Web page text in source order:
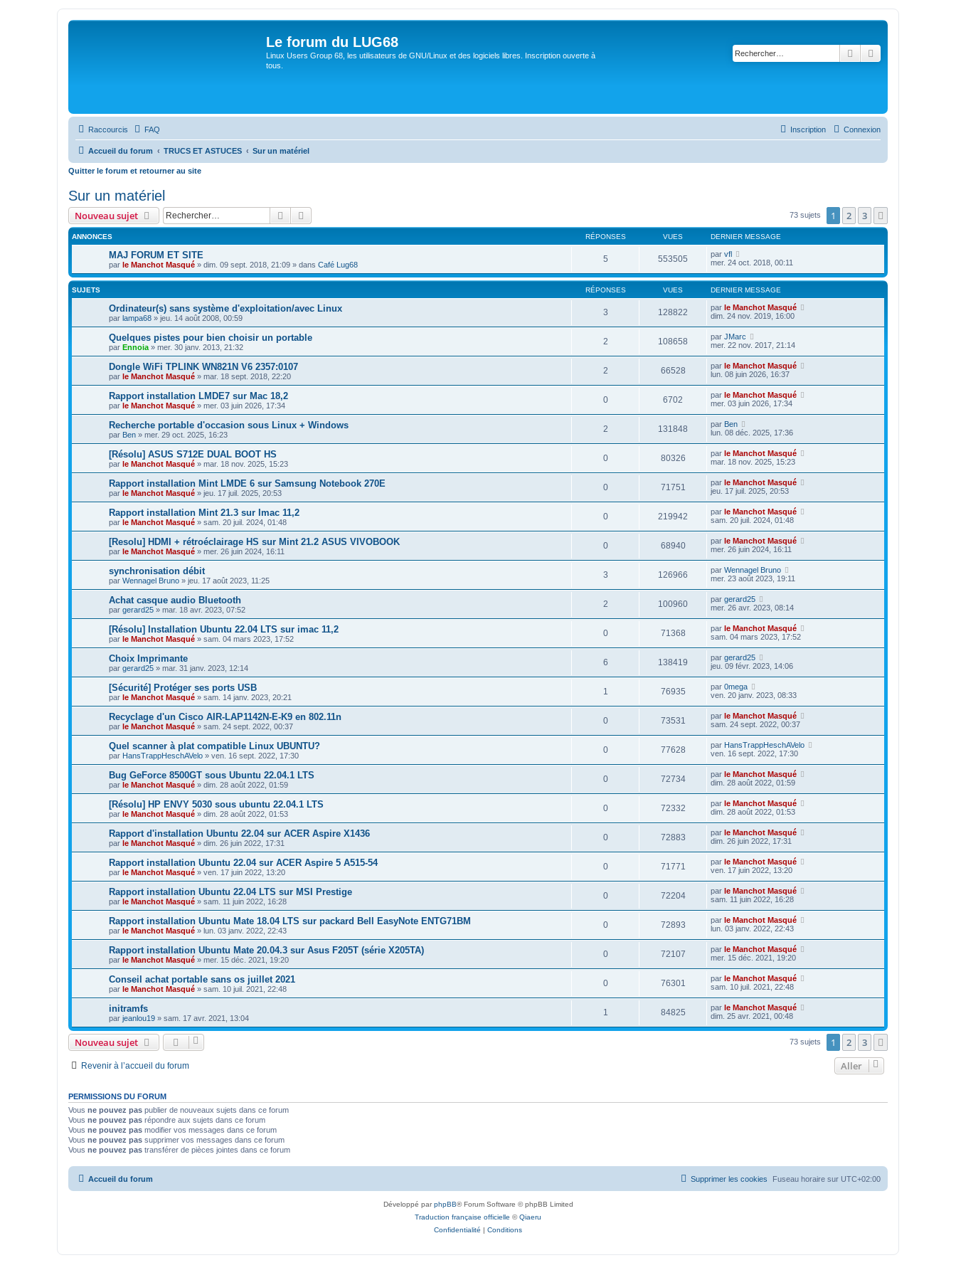
Le forum du LUG68
Linux Users Group 68, les utilisateurs de GNU/Linux et des logiciels libres. Inscription ouverte à
tous.
Rechercher
Raccourcis FAQ Connexion
Inscription
Accueil du forum TRUCS ET ASTUCES Sur un matériel
Quitter le forum et retourner au site
Sur un matériel
Nouveau sujet Rechercher 73 sujets 1 2 3
ANNONCES RÉPONSES VUES DERNIER MESSAGE
MAJ FORUM ET SITE
par le Manchot Masqué » dim. 09 sept. 2018, 21:09 » dans Café Lug68
5 553505 par vfl
mer. 24 oct. 2018, 00:11
SUJETS RÉPONSES VUES DERNIER MESSAGE
Ordinateur(s) sans système d'exploitation/avec Linux
par lampa68 » jeu. 14 août 2008, 00:59
3 128822 par le Manchot Masqué
dim. 24 nov. 2019, 16:00
Quelques pistes pour bien choisir un portable
par Ennoia » mer. 30 janv. 2013, 21:32
2 108658 par JMarc
mer. 22 nov. 2017, 21:14
Dongle WiFi TPLINK WN821N V6 2357:0107
par le Manchot Masqué » mar. 18 sept. 2018, 22:20
2 66528 par le Manchot Masqué
lun. 08 juin 2026, 16:37
Rapport installation LMDE7 sur Mac 18,2
par le Manchot Masqué » mer. 03 juin 2026, 17:34
0 6702 par le Manchot Masqué
mer. 03 juin 2026, 17:34
Recherche portable d'occasion sous Linux + Windows
par Ben » mer. 29 oct. 2025, 16:23
2 131848 par Ben
lun. 08 déc. 2025, 17:36
[Résolu] ASUS S712E DUAL BOOT HS
par le Manchot Masqué » mar. 18 nov. 2025, 15:23
0 80326 par le Manchot Masqué
mar. 18 nov. 2025, 15:23
Rapport installation Mint LMDE 6 sur Samsung Notebook 270E
par le Manchot Masqué » jeu. 17 juil. 2025, 20:53
0 71751 par le Manchot Masqué
jeu. 17 juil. 2025, 20:53
Rapport installation Mint 21.3 sur Imac 11,2
par le Manchot Masqué » sam. 20 juil. 2024, 01:48
0 219942 par le Manchot Masqué
sam. 20 juil. 2024, 01:48
[Resolu] HDMI + rétroéclairage HS sur Mint 21.2 ASUS VIVOBOOK
par le Manchot Masqué » mer. 26 juin 2024, 16:11
0 68940 par le Manchot Masqué
mer. 26 juin 2024, 16:11
synchronisation débit
par Wennagel Bruno » jeu. 17 août 2023, 11:25
3 126966 par Wennagel Bruno
mer. 23 août 2023, 19:11
Achat casque audio Bluetooth
par gerard25 » mar. 18 avr. 2023, 07:52
2 100960 par gerard25
mer. 26 avr. 2023, 08:14
[Résolu] Installation Ubuntu 22.04 LTS sur imac 11,2
par le Manchot Masqué » sam. 04 mars 2023, 17:52
0 71368 par le Manchot Masqué
sam. 04 mars 2023, 17:52
Choix Imprimante
par gerard25 » mar. 31 janv. 2023, 12:14
6 138419 par gerard25
jeu. 09 févr. 2023, 14:06
[Sécurité] Protéger ses ports USB
par le Manchot Masqué » sam. 14 janv. 2023, 20:21
1 76935 par 0mega
ven. 20 janv. 2023, 08:33
Recyclage d'un Cisco AIR-LAP1142N-E-K9 en 802.11n
par le Manchot Masqué » sam. 24 sept. 2022, 00:37
0 73531 par le Manchot Masqué
sam. 24 sept. 2022, 00:37
Quel scanner à plat compatible Linux UBUNTU?
par HansTrappHeschAVelo » ven. 16 sept. 2022, 17:30
0 77628 par HansTrappHeschAVelo
ven. 16 sept. 2022, 17:30
Bug GeForce 8500GT sous Ubuntu 22.04.1 LTS
par le Manchot Masqué » dim. 28 août 2022, 01:59
0 72734 par le Manchot Masqué
dim. 28 août 2022, 01:59
[Résolu] HP ENVY 5030 sous ubuntu 22.04.1 LTS
par le Manchot Masqué » dim. 28 août 2022, 01:53
0 72332 par le Manchot Masqué
dim. 28 août 2022, 01:53
Rapport d'installation Ubuntu 22.04 sur ACER Aspire X1436
par le Manchot Masqué » dim. 26 juin 2022, 17:31
0 72883 par le Manchot Masqué
dim. 26 juin 2022, 17:31
Rapport installation Ubuntu 22.04 sur ACER Aspire 5 A515-54
par le Manchot Masqué » ven. 17 juin 2022, 13:20
0 71771 par le Manchot Masqué
ven. 17 juin 2022, 13:20
Rapport installation Ubuntu 22.04 LTS sur MSI Prestige
par le Manchot Masqué » sam. 11 juin 2022, 16:28
0 72204 par le Manchot Masqué
sam. 11 juin 2022, 16:28
Rapport installation Ubuntu Mate 18.04 LTS sur packard Bell EasyNote ENTG71BM
par le Manchot Masqué » lun. 03 janv. 2022, 22:43
0 72893 par le Manchot Masqué
lun. 03 janv. 2022, 22:43
Rapport installation Ubuntu Mate 20.04.3 sur Asus F205T (série X205TA)
par le Manchot Masqué » mer. 15 déc. 2021, 19:20
0 72107 par le Manchot Masqué
mer. 15 déc. 2021, 19:20
Conseil achat portable sans os juillet 2021
par le Manchot Masqué » sam. 10 juil. 2021, 22:48
0 76301 par le Manchot Masqué
sam. 10 juil. 2021, 22:48
initramfs
par jeanlou19 » sam. 17 avr. 2021, 13:04
1 84825 par le Manchot Masqué
dim. 25 avr. 2021, 00:48
Nouveau sujet 73 sujets 1 2 3
Revenir à l’accueil du forum Aller
PERMISSIONS DU FORUM
Vous ne pouvez pas publier de nouveaux sujets dans ce forum
Vous ne pouvez pas répondre aux sujets dans ce forum
Vous ne pouvez pas modifier vos messages dans ce forum
Vous ne pouvez pas supprimer vos messages dans ce forum
Vous ne pouvez pas transférer de pièces jointes dans ce forum
Accueil du forum Fuseau horaire sur UTC+02:00
Supprimer les cookies
Développé parphpBB® Forum Software © phpBB Limited
Traduction française officielle ©Qiaeru
Confidentialité | Conditions